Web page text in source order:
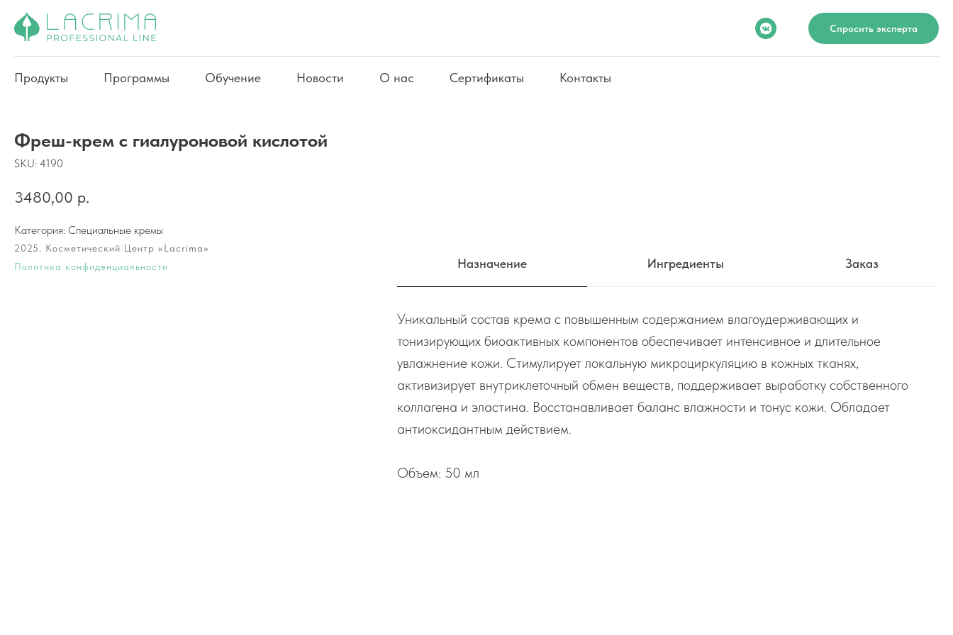
Спросить эксперта
Продукты Программы Обучение Новости О нас Сертификаты Контакты
Фреш-крем с гиалуроновой кислотой
SKU: 4190
3480,00 р.
Категория: Специальные кремы
Назначение Ингредиенты Заказ
Уникальный состав крема с повышенным содержанием влагоудерживающих и
тонизирующих биоактивных компонентов обеспечивает интенсивное и длительное
увлажнение кожи. Стимулирует локальную микроциркуляцию в кожных тканях,
активизирует внутриклеточный обмен веществ, поддерживает выработку собственного
коллагена и эластина. Восстанавливает баланс влажности и тонус кожи. Обладает
антиоксидантным действием.
Объем: 50 мл
2025. Косметический Центр «Lacrima»
Политика конфиденциальности